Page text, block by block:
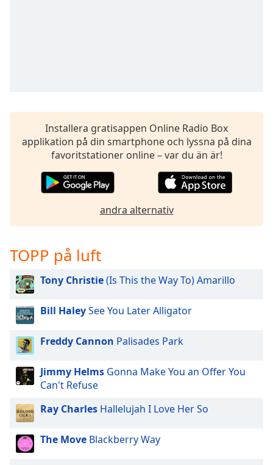
Chapters
Descriptions
descriptions
Subtitles
settings,
opens
subtitles
dialog
subtitles
off
selected
Audio
Track
Picture-
in-
Fullscreen
This
Installera gratisappen Online Radio Box
applikation på din smartphone och lyssna på dina
favoritstationer online – var du än är!
andra alternativ
TOPP på luft
Tony Christie(Is This the Way To) Amarillo
Bill HaleySee You Later Alligator
Freddy Cannon Palisades Park
Jimmy Helms Gonna Make You an Offer You
Can't Refuse
Ray Charles Hallelujah I Love Her So
The Move Blackberry Way